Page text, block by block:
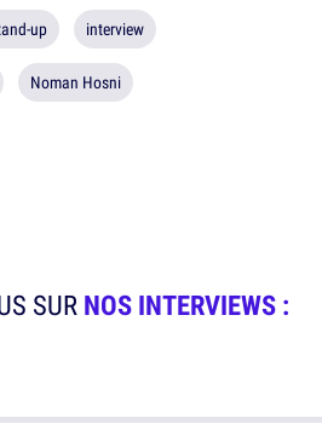
up interview
Noman Hosni
SURNOS INTERVIEWS :